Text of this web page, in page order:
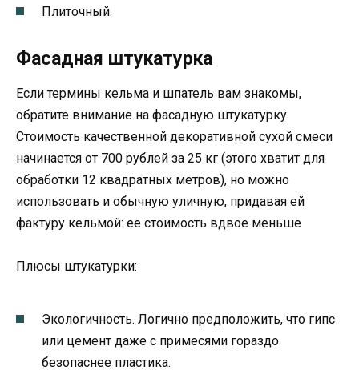
Плиточный.
Фасадная штукатурка
Если термины кельма и шпатель вам знакомы,
обратите внимание на фасадную штукатурку.
Стоимость качественной декоративной сухой смеси
начинается от 700 рублей за 25 кг (этого хватит для
обработки 12 квадратных метров), но можно
использовать и обычную уличную, придавая ей
фактуру кельмой: ее стоимость вдвое меньше
Плюсы штукатурки:
Экологичность. Логично предположить, что гипс
или цемент даже с примесями гораздо
безопаснее пластика.